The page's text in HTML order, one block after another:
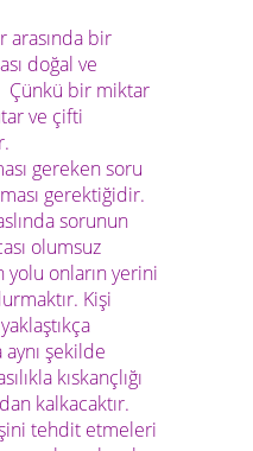
bir
doğal ve
bir miktar
ve çifti
gereken soru
gerektiğidir.
sorunun
olumsuz
onların yerini
Kişi
aynı şekilde
kıskançlığı
kalkacaktır.
tehdit etmeleri